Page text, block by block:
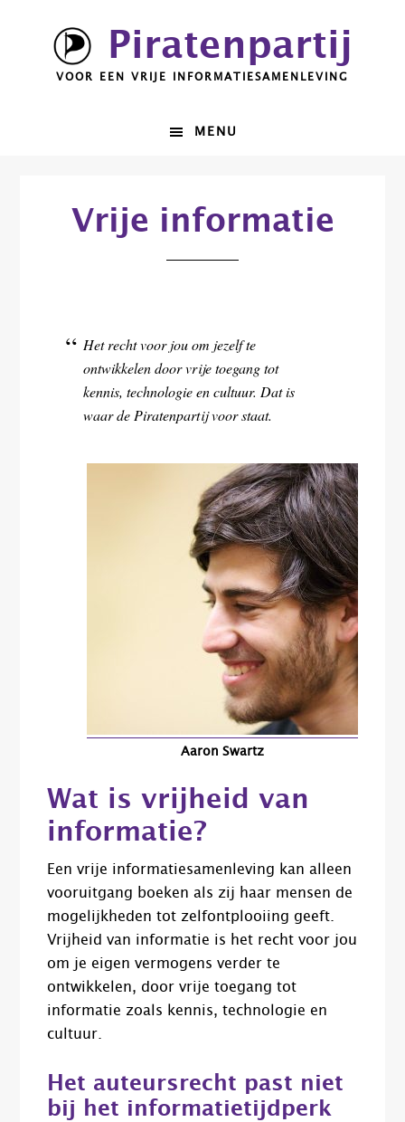
hoofdnavigatie
Piratenpartij
VOOR EEN VRIJE INFORMATIESAMENLEVING
MENU
Vrije informatie
Het recht voor jou om jezelf te
ontwikkelen door vrije toegang tot
kennis, technologie en cultuur. Dat is
waar de Piratenpartij voor staat.
Aaron Swartz
Wat is vrijheid van
informatie?
Een vrije informatiesamenleving kan alleen
vooruitgang boeken als zij haar mensen de
mogelijkheden tot zelfontplooiing geeft.
Vrijheid van informatie is het recht voor jou
om je eigen vermogens verder te
ontwikkelen, door vrije toegang tot
informatie zoals kennis, technologie en
cultuur.
Het auteursrecht past niet
bij het informatietijdperk